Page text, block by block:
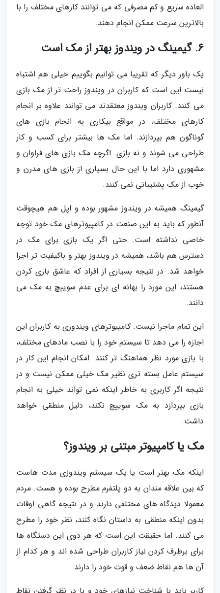
العاده سریع و کم مصرفی که می توانند کارهای مختلف را با
بالاترین سرعت ممکن انجام دهند.
6. گیمینگ در ویندوز بهتر از مک است
یک باور دیگر که تقریبا می توانیم بگوییم خیلی هم اشتباه
نیست این است که کاربران در ویندوز راحت تر از مک بازی
می کنند. کاربران ویندوز معتقدند می توانند علاوه بر انجام
کارهای مختلف، در مواقع بیکاری به انجام بازی های
گوناگون هم بپردازند. اما مک ها بیشتر برای کسب و کار
طراحی می شوند و نه بازی. اگرچه مک بازی های فراوان و
مشهوری دارد اما با این حال بسیاری از بازی های مدرن و
خوب از مک پشتیبانی نمی کنند.
گیمینگ همیشه در ویندوز مشهور بوده و اپل هم هیچوقت
آنطور که باید به این صنعت در کامپیوترهای مک خود توجه
خاصی نداشته است. حتی اگر یک بازی برای مک در
دسترس هم باشد، همیشه در ویندوز بهتر و باکیفیت تر اجرا
خواهد شد. در نتیجه بسیاری از افراد که عاشق بازی کردن
هستند، این مورد را بهانه ای برای عدم سوییچ به مک می
دانند.
این تمام ماجرا نیست. کامپیوترهای ویندوزی به کاربران این
اجازه را می دهد تا سیستم خود را با نصب مادهای مختلف،
با بازی مورد نظر هماهنگ تر کنند. امکان انجام این کار در
سیستم عامل بسته تری نظیر مک خیلی ممکن نیست و در
نتیجه اگر کاربری به خاطر اینکه نمی تواند خیلی به انجام
بازی بپردازد به مک سوییچ نکند، دلیل منطقی خواهد
داشت.
مک یا کامپیوتر مبتنی بر ویندوز؟
اینکه مک بهتر است یا یک سیستم ویندوزی مدت هاست
که بین علاقه مندان به دو پلتفرم مطرح بوده و هست. مردم
معمولا دیدگاه های مختلفی دارند و در نتیجه گاهی اوقات
بدون اینکه منطقی به داستان نگاه کنند، نظر خود را مطرح
می کنند. اما حقیقت این است که هر دوی این دستگاه ها
برای برطرف کردن نیاز کاربران طراحی شده اند و هر کدام از
آن ها هم نقاط ضعف و قوت خود را دارند.